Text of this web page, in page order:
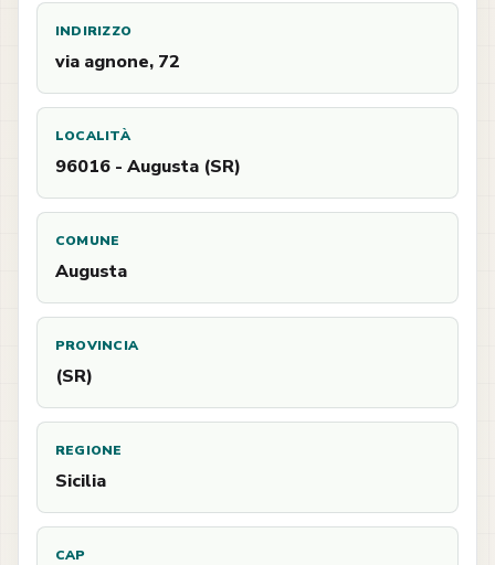
INDIRIZZO
via agnone, 72
LOCALITÀ
96016 - Augusta (SR)
COMUNE
Augusta
PROVINCIA
(SR)
REGIONE
Sicilia
CAP